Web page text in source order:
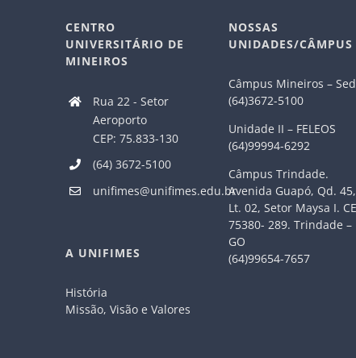
CENTRO
UNIVERSITÁRIO DE
MINEIROS
Rua 22 - Setor
Aeroporto
CEP: 75.833-130
(64) 3672-5100
unifimes@unifimes.edu.br
A UNIFIMES
História
Missão, Visão e Valores
NOSSAS
UNIDADES/CÂMPUS
Câmpus Mineiros –
(64)3672-5100
Unidade II – FELEOS
(64)99994-6292
Câmpus Trindade.
Avenida Guapó, Qd. 45,
Lt. 02, Setor Maysa I.
75380- 289. Trindade –
GO
(64)99654-7657